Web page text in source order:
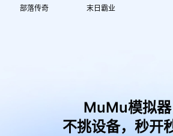
部落传奇 末日霸业
MuMu模拟器
不挑设备，秒开